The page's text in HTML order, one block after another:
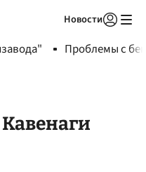
Новости
Проблемы с